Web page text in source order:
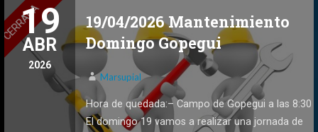
19/04/2026 Mantenimiento
Domingo Gopegui
19
ABR
2026
Marsupial
Hora de quedada:– Campo de Gopegui a las 8:30
El domingo 19 vamos a realizar una jornada de